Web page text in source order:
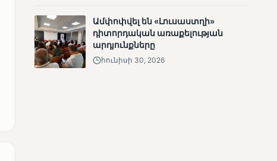
Մատչելի
ընտրություններ.
ձեռքբերումներ և
բացթողումներ
Ամփոփվել են «Լուսաստղի»
դիտորդական առաքելության
արդյունքները
հունիսի 30, 2026